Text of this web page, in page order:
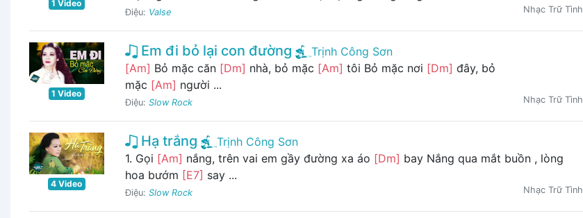
1 Video
Điệu: Valse Nhạc Trữ Tình
1 Video
Em đi bỏ lại con đường
Trịnh Công Sơn
[Am] Bỏ mặc căn [Dm] nhà, bỏ mặc [Am] tôi Bỏ mặc nơi [Dm] đây, bỏ
mặc [Am] người ...
Điệu: Slow Rock Nhạc Trữ Tình
4 Video
Hạ trắng
Trịnh Công Sơn
1. Gọi [Am] nắng, trên vai em gầy đường xa áo [Dm] bay Nắng qua mắt buồn , lòng
hoa bướm [E7] say ...
Điệu: Slow Rock Nhạc Trữ Tình